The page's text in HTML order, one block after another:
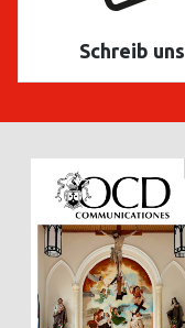
Schreib uns